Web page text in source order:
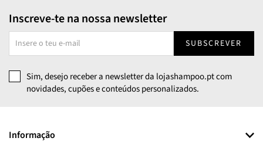
Inscreve-te na nossa newsletter
SUBSCREVER
Sim, desejo receber a newsletter da lojashampoo.pt com
novidades, cupões e conteúdos personalizados.
Informação